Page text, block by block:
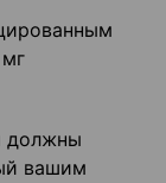
должны
вашим